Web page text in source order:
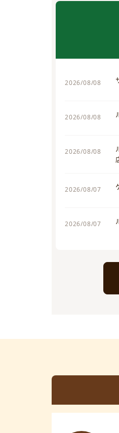
2026/08/08
2026/08/08
2026/08/08
2026/08/07
2026/08/07